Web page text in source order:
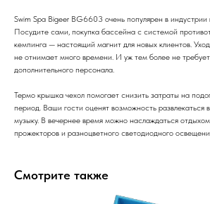
Swim Spa Bigeer BG6603 очень популярен в индустрии
Посудите сами, покупка бассейна с системой
кемпинга — настоящий магнит для новых клиентов.
не отнимает много времени. И уж тем более не
дополнительного персонала.
Термо крышка чехол помогает снизить затраты на
период. Ваши гости оценят возможность
музыку. В вечернее время можно наслаждаться
прожекторов и разноцветного светодиодного
Смотрите также